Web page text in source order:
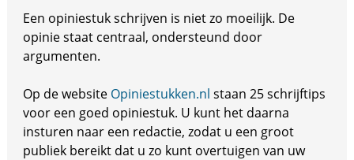
Een opiniestuk schrijven is niet zo moeilijk. De
opinie staat centraal, ondersteund door
argumenten.
Op de website Opiniestukken.nl staan 25 schrijftips
voor een goed opiniestuk. U kunt het daarna
insturen naar een redactie, zodat u een groot
publiek bereikt dat u zo kunt overtuigen van uw